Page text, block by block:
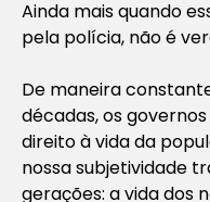
Ainda mais quando
pela polícia, não é
De maneira
décadas, os
direito à vida da
nossa subjetividade
gerações: a vida dos